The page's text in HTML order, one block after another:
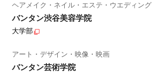
ヘアメイク・ネイル・エステ・ウエディング
バンタン渋谷美容学院
大学部
アート・デザイン・映像・映画
バンタン芸術学院